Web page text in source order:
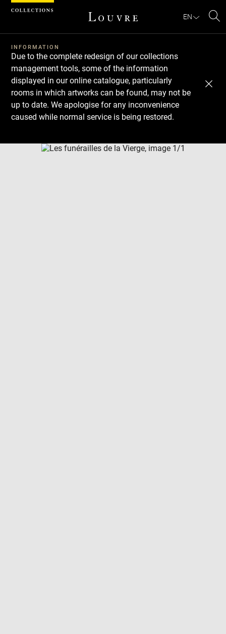
EN
INFORMATION
Due to the complete redesign of our collections
management tools, some of the information
displayed in our online catalogue, particularly
rooms in which artworks can be found, may not be
up to date. We apologise for any inconvenience
caused while normal service is being restored.
Download
Next
Previous
Cookies management panel